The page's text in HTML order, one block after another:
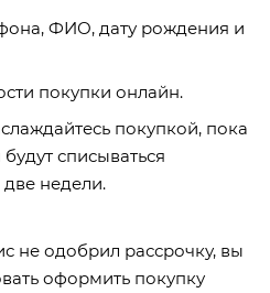
ФИО, дату рождения и
покупки онлайн.
покупкой, пока
списываться
две недели.
не одобрил рассрочку, вы
оформить покупку